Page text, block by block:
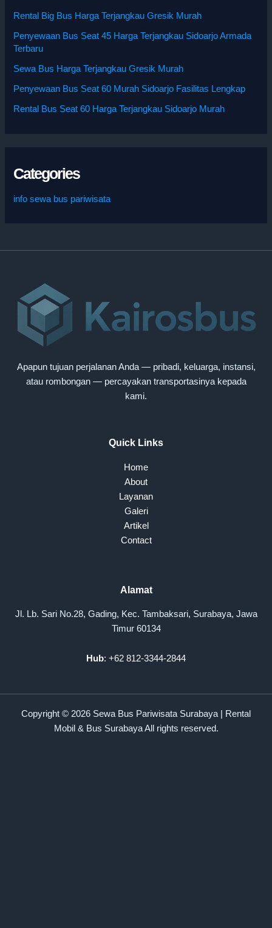
Rental Big Bus Harga Terjangkau Gresik Murah
Penyewaan Bus Seat 45 Harga Terjangkau Sidoarjo Armada
Terbaru
Sewa Bus Harga Terjangkau Gresik Murah
Penyewaan Bus Seat 60 Murah Sidoarjo Fasilitas Lengkap
Rental Bus Seat 60 Harga Terjangkau Sidoarjo Murah
Categories
info sewa bus pariwisata
Apapun tujuan perjalanan Anda — pribadi, keluarga, instansi,
atau rombongan — percayakan transportasinya kepada
kami.
Quick Links
Home
About
Layanan
Galeri
Artikel
Contact
Alamat
Jl. Lb. Sari No.28, Gading, Kec. Tambaksari, Surabaya, Jawa
Timur 60134
Hub: +62 812-3344-2844
Copyright © 2026 Sewa Bus Pariwisata Surabaya | Rental
Mobil & Bus Surabaya All rights reserved.